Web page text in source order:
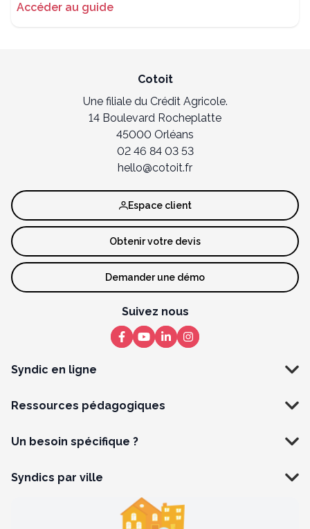
Accéder au guide
Cotoit
Une filiale du Crédit Agricole.
14 Boulevard Rocheplatte
45000 Orléans
02 46 84 03 53
hello@cotoit.fr
Syndic en ligne
Ressources pédagogiques
Un besoin spécifique ?
Espace client
Obtenir votre devis
Demander une démo
Suivez nous
Syndics par ville